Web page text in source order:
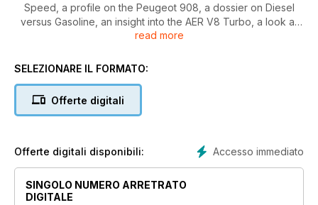
Speed, a profile on the Peugeot 908, a dossier on Diesel
versus Gasoline, an insight into the AER V8 Turbo, a look at
the Porsche 911, a profile on the Aston Martin DBR9, who is
read more
SELEZIONARE IL FORMATO:
Offerte digitali
Accesso immediato
Offerte digitali disponibili:
SINGOLO NUMERO ARRETRATO
DIGITALE